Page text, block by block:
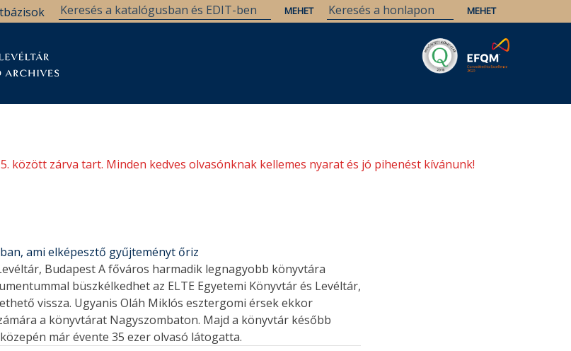
között zárva tart. Minden kedves olvasónknak kellemes nyarat és jó pihenést kívánunk!
ami elképesztő gyűjteményt őriz
Budapest A főváros harmadik legnagyobb könyvtára
büszkélkedhet az ELTE Egyetemi Könyvtár és Levéltár,
vissza. Ugyanis Oláh Miklós esztergomi érsek ekkor
a könyvtárat Nagyszombaton. Majd a könyvtár később
már évente 35 ezer olvasó látogatta.